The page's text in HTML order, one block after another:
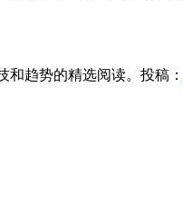
趋势的精选阅读。投稿：